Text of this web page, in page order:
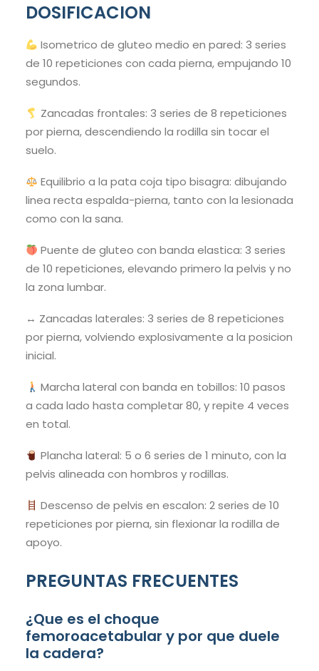
DOSIFICACION
Isometrico de gluteo medio en pared: 3 series
de 10 repeticiones con cada pierna, empujando 10
segundos.
Zancadas frontales: 3 series de 8 repeticiones
por pierna, descendiendo la rodilla sin tocar el
suelo.
Equilibrio a la pata coja tipo bisagra: dibujando
linea recta espalda-pierna, tanto con la lesionada
como con la sana.
Puente de gluteo con banda elastica: 3 series
de 10 repeticiones, elevando primero la pelvis y no
la zona lumbar.
↔️ Zancadas laterales: 3 series de 8 repeticiones
por pierna, volviendo explosivamente a la posicion
inicial.
Marcha lateral con banda en tobillos: 10 pasos
a cada lado hasta completar 80, y repite 4 veces
en total.
Plancha lateral: 5 o 6 series de 1 minuto, con la
pelvis alineada con hombros y rodillas.
Descenso de pelvis en escalon: 2 series de 10
repeticiones por pierna, sin flexionar la rodilla de
apoyo.
PREGUNTAS FRECUENTES
¿Que es el choque
femoroacetabular y por que duele
la cadera?